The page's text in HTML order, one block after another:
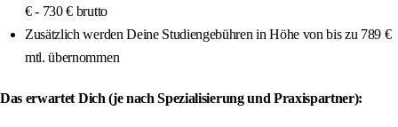
€ - 730 € brutto
Zusätzlich werden Deine Studiengebühren in Höhe von bis zu 789 €
mtl. übernommen
Das erwartet Dich (je nach Spezialisierung und Praxispartner):